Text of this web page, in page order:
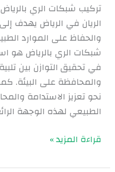
تركيب شبكات الري
الريان في الرياض يهدف
والحفاظ على الموارد
شبكات الري بالرياض هو
في تحقيق التوازن بين
والمحافظة على البيئة.
نحو تعزيز الاستدامة
الطبيعي لهذه الوجهة
قراءة المزيد »